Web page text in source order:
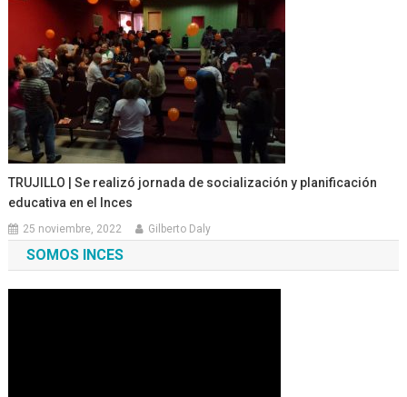
TRUJILLO | Se realizó jornada de socialización y planificación
educativa en el Inces
25 noviembre, 2022 Gilberto Daly
SOMOS INCES